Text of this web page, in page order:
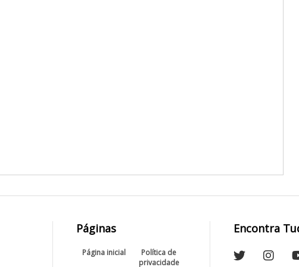
Páginas
Página inicial
Política de
privacidade
Encontra